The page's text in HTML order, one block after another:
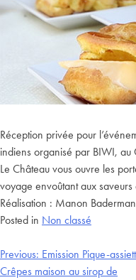
Réception privée pour
indiens organisé par BIWI, au
Le Château vous ouvre les
voyage envoûtant aux saveurs
Réalisation : Manon
Posted in Non classé
Previous: Emission Pique-
Crêpes maison au sirop de